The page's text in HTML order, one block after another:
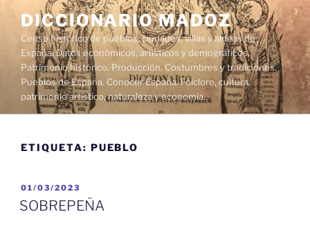
contenido
DICCIONARIO MADOZ
Censo histórico de pueblos, ciudades, villas y aldeas de
España. Datos económicos, artísticos y demográficos.
Patrimonio histórico. Producción. Costumbres y tradiciones.
Pueblos de España. Conocer España. Folclore, cultura,
patrimonio artístico, naturaleza y economía.
ETIQUETA: PUEBLO
PUBLICADO
EL
01/03/2023
SOBREPEÑA